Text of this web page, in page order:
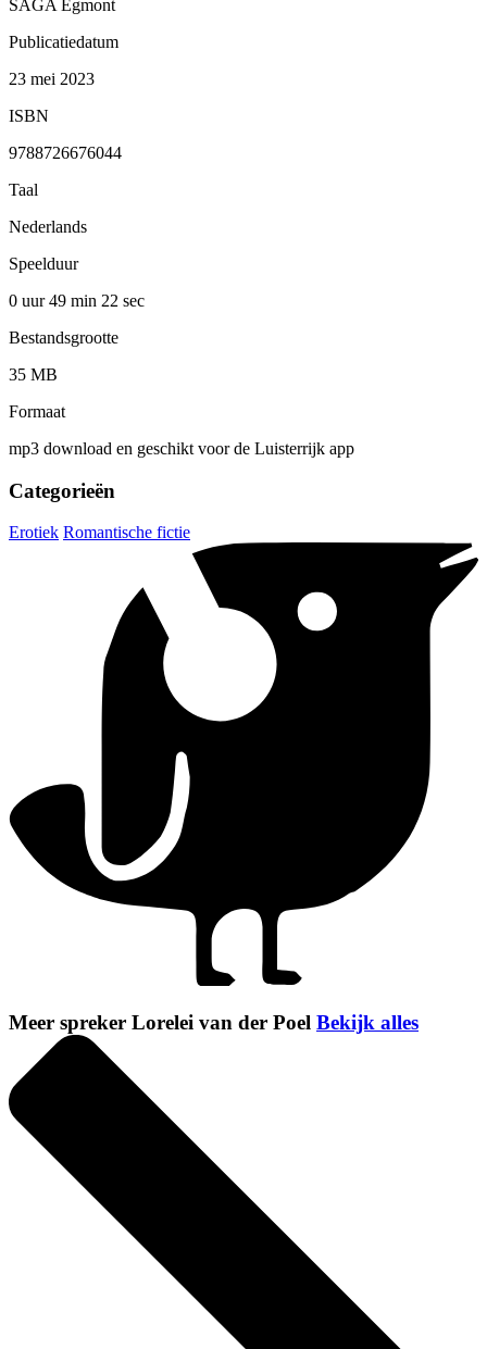
SAGA Egmont
Publicatiedatum
23 mei 2023
ISBN
9788726676044
Taal
Nederlands
Speelduur
0 uur 49 min 22 sec
Bestandsgrootte
35 MB
Formaat
mp3 download en geschikt voor de Luisterrijk app
Categorieën
Erotiek Romantische fictie
Meer spreker Lorelei van der Poel Bekijk alles